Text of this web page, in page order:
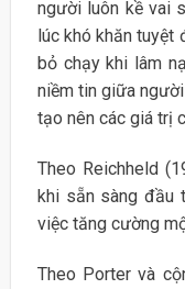
người luôn kề vai
lúc khó khăn tuyệt
bỏ chạy khi lâm
niềm tin giữa
tạo nên các giá trị
Theo Reichheld
khi sẵn sàng đầu
việc tăng cường
Theo Porter và